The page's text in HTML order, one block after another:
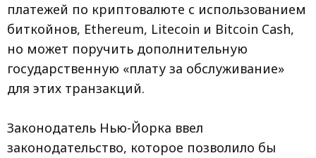
платежей по криптовалюте с использованием
биткойнов, Ethereum, Litecoin и Bitcoin Cash,
но может поручить дополнительную
государственную «плату за обслуживание»
для этих транзакций.
Законодатель Нью-Йорка ввел
законодательство, которое позволило бы